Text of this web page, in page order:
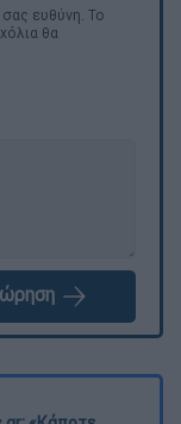
ευθύνη. Το
θα